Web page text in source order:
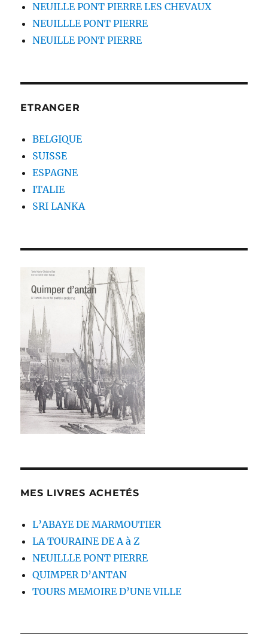
NEUILLE PONT PIERRE LES CHEVAUX
NEUILLLE PONT PIERRE
NEUILLE PONT PIERRE
ETRANGER
BELGIQUE
SUISSE
ESPAGNE
ITALIE
SRI LANKA
MES LIVRES ACHETÉS
L’ABAYE DE MARMOUTIER
LA TOURAINE DE A à Z
NEUILLLE PONT PIERRE
QUIMPER D’ANTAN
TOURS MEMOIRE D’UNE VILLE